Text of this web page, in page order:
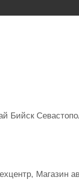
Бийск
Магазин